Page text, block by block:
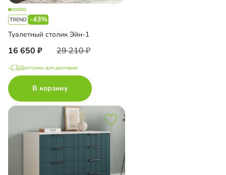
-43%
Туалетный столик Эйн-1
16 650 29 210
Доступно для доставки
В корзину